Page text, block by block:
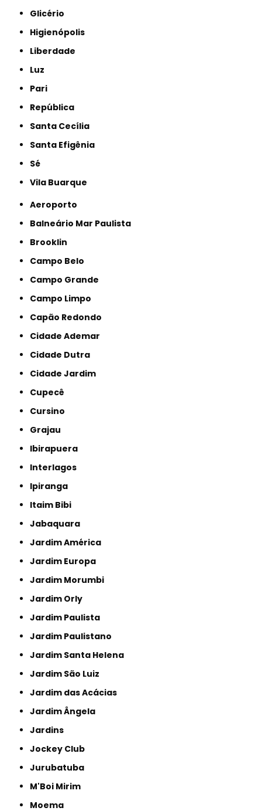
Glicério
Higienópolis
Liberdade
Luz
Pari
República
Santa Cecília
Santa Efigênia
Sé
Vila Buarque
Aeroporto
Balneário Mar Paulista
Brooklin
Campo Belo
Campo Grande
Campo Limpo
Capão Redondo
Cidade Ademar
Cidade Dutra
Cidade Jardim
Cupecê
Cursino
Grajau
Ibirapuera
Interlagos
Ipiranga
Itaim Bibi
Jabaquara
Jardim América
Jardim Europa
Jardim Morumbi
Jardim Orly
Jardim Paulista
Jardim Paulistano
Jardim Santa Helena
Jardim São Luiz
Jardim das Acácias
Jardim Ângela
Jardins
Jockey Club
Jurubatuba
M'Boi Mirim
Moema